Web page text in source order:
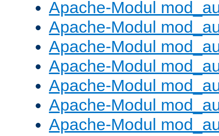
Apache-Modul
Apache-Modul
Apache-Modul
Apache-Modul
Apache-Modul
Apache-Modul
Apache-Modul